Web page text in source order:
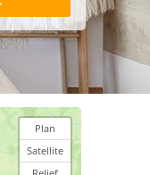
Plan
Satellite